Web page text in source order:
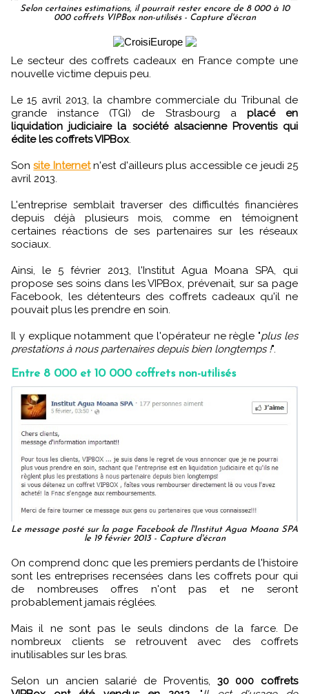
Selon certaines estimations, il pourrait rester encore de 8 000 à 10
000 coffrets VIPBox non-utilisés - Capture d'écran
Le secteur des coffrets cadeaux en France compte une
nouvelle victime depuis peu.
Le 15 avril 2013, la chambre commerciale du Tribunal de
grande instance (TGI) de Strasbourg a placé en
liquidation judiciaire la société alsacienne Proventis qui
édite les coffrets VIPBox.
Sonsite Internetn'est d'ailleurs plus accessible ce jeudi 25
avril 2013.
L'entreprise semblait traverser des difficultés financières
depuis déjà plusieurs mois, comme en témoignent
certaines réactions de ses partenaires sur les réseaux
sociaux.
Ainsi, le 5 février 2013, l'Institut Agua Moana SPA, qui
propose ses soins dans les VIPBox, prévenait, sur sa page
Facebook, les détenteurs des coffrets cadeaux qu'il ne
pouvait plus les prendre en soin.
Il y explique notamment que l'opérateur ne règle "plus les
prestations à nous partenaires depuis bien longtemps !".
Entre 8 000 et 10 000 coffrets non-utilisés
Le message posté sur la page Facebook de l'Institut Agua Moana SPA
le 19 février 2013 - Capture d'écran
On comprend donc que les premiers perdants de l'histoire
sont les entreprises recensées dans les coffrets pour qui
de nombreuses offres n'ont pas et ne seront
probablement jamais réglées.
Mais il ne sont pas le seuls dindons de la farce. De
nombreux clients se retrouvent avec des coffrets
inutilisables sur les bras.
Selon un ancien salarié de Proventis, 30 000 coffrets